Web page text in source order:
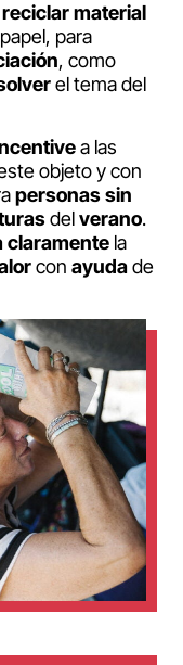
reciclarmaterial
para
, como
el tema del
a las
objeto y con
personassin
delverano.
claramente la
con ayudade